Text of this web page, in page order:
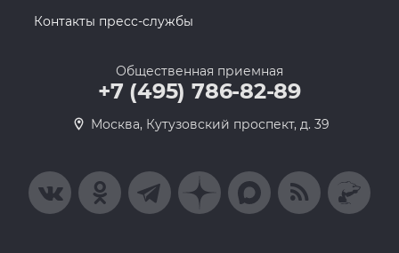
Контакты пресс-службы
Общественная приемная
+7 (495) 786-82-89
Москва, Кутузовский проспект, д. 39